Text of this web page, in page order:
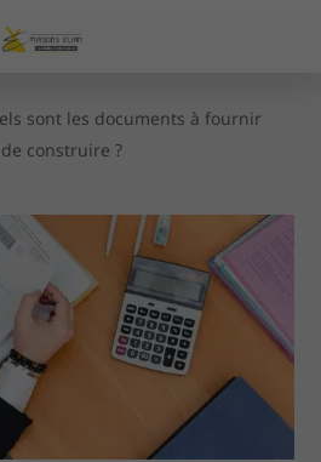
sont les documents à fournir
construire ?